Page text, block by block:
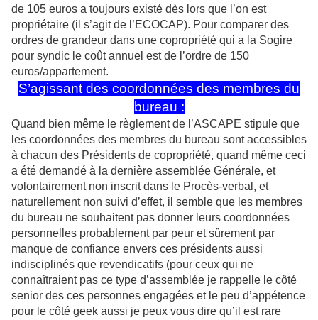
de 105 euros a toujours existé dès lors que l’on est
propriétaire (il s’agit de l’ECOCAP). Pour comparer des
ordres de grandeur dans une copropriété qui a la Sogire
pour syndic le coût annuel est de l’ordre de 150
euros/appartement.
S’agissant des coordonnées des membres du
bureau :
Quand bien même le règlement de l’ASCAPE stipule que
les coordonnées des membres du bureau sont accessibles
à chacun des Présidents de copropriété, quand même ceci
a été demandé à la dernière assemblée Générale, et
volontairement non inscrit dans le Procès-verbal, et
naturellement non suivi d’effet, il semble que les membres
du bureau ne souhaitent pas donner leurs coordonnées
personnelles probablement par peur et sûrement par
manque de confiance envers ces présidents aussi
indisciplinés que revendicatifs (pour ceux qui ne
connaîtraient pas ce type d’assemblée je rappelle le côté
senior des ces personnes engagées et le peu d’appétence
pour le côté geek aussi je peux vous dire qu’il est rare